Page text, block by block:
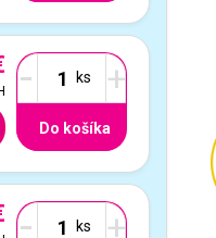
- +
Do košíka
- +